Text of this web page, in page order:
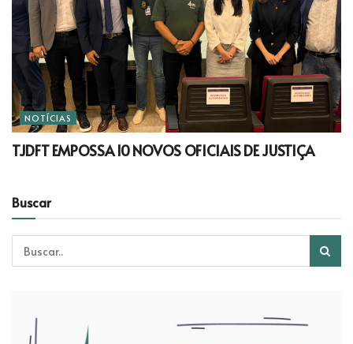
NOTÍCIAS
TJDFT EMPOSSA 10 NOVOS OFICIAIS DE JUSTIÇA
Buscar